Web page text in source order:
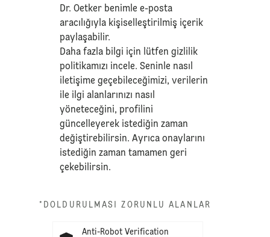
Dr. Oetker benimle e-posta
aracılığıyla kişiselleştirilmiş içerik
paylaşabilir.
Daha fazla bilgi için lütfengizlilik
politikamızı incele. Seninle nasıl
iletişime geçebileceğimizi, verilerin
ile ilgi alanlarınızı nasıl
yöneteceğini, profilini
güncelleyerek istediğin zaman
değiştirebilirsin. Ayrıca onaylarını
istediğin zaman tamamen geri
çekebilirsin.
*DOLDURULMASI ZORUNLU ALANLAR
Anti-Robot Verification